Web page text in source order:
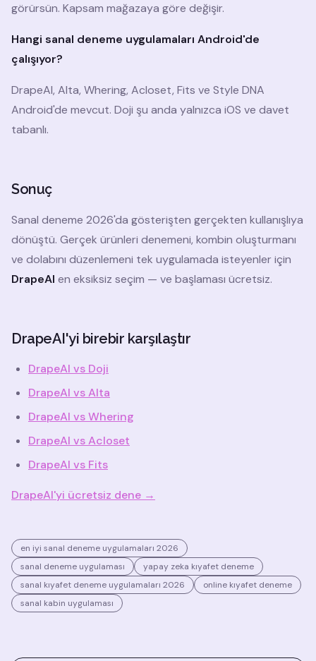
görürsün. Kapsam mağazaya göre değişir.
Hangi sanal deneme uygulamaları Android'de
çalışıyor?
DrapeAI, Alta, Whering, Acloset, Fits ve Style DNA
Android'de mevcut. Doji şu anda yalnızca iOS ve davet
tabanlı.
Sonuç
Sanal deneme 2026'da gösterişten gerçekten kullanışlıya
dönüştü. Gerçek ürünleri denemeni, kombin oluşturmanı
ve dolabını düzenlemeni tek uygulamada isteyenler için
DrapeAI en eksiksiz seçim — ve başlaması ücretsiz.
DrapeAI'yi birebir karşılaştır
DrapeAI vs Doji
DrapeAI vs Alta
DrapeAI vs Whering
DrapeAI vs Acloset
DrapeAI vs Fits
DrapeAI'yi ücretsiz dene →
en iyi sanal deneme uygulamaları 2026
sanal deneme uygulaması
yapay zeka kıyafet deneme
sanal kıyafet deneme uygulamaları 2026
online kıyafet deneme
sanal kabin uygulaması